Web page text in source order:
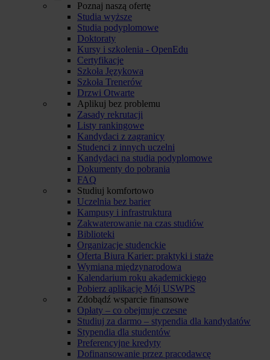
Poznaj naszą ofertę
Studia wyższe
Studia podyplomowe
Doktoraty
Kursy i szkolenia - OpenEdu
Certyfikacje
Szkoła Językowa
Szkoła Trenerów
Drzwi Otwarte
Aplikuj bez problemu
Zasady rekrutacji
Listy rankingowe
Kandydaci z zagranicy
Studenci z innych uczelni
Kandydaci na studia podyplomowe
Dokumenty do pobrania
FAQ
Studiuj komfortowo
Uczelnia bez barier
Kampusy i infrastruktura
Zakwaterowanie na czas studiów
Biblioteki
Organizacje studenckie
Oferta Biura Karier: praktyki i staże
Wymiana międzynarodowa
Kalendarium roku akademickiego
Pobierz aplikację Mój USWPS
Zdobądź wsparcie finansowe
Opłaty – co obejmuje czesne
Studiuj za darmo – stypendia dla kandydatów
Stypendia dla studentów
Preferencyjne kredyty
Dofinansowanie przez pracodawcę